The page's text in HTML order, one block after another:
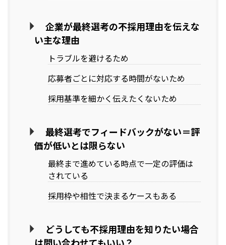
企業が最終選考の不採用理由を伝えな
い主な理由
トラブルを避けるため
応募者ごとに対応する時間がないため
採用基準を細かく伝えたくないため
最終選考でフィードバックがない＝評
価が低いとは限らない
最終まで進めている時点で一定の評価は
されている
採用枠や相性で決まるケースもある
どうしても不採用理由を知りたい場合